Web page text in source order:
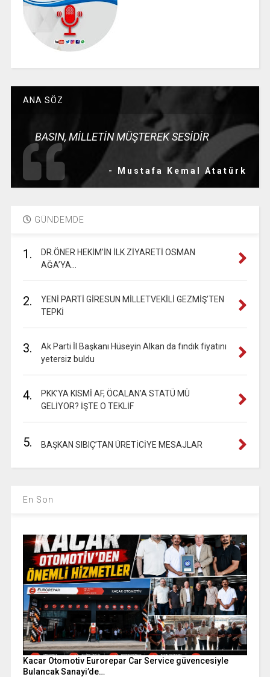
ANA SÖZ
BASIN, MİLLETİN MÜŞTEREK SESİDİR
- Mustafa Kemal Atatürk
GÜNDEMDE
1.
DR.ÖNER HEKİM’İN İLK ZİYARETİ OSMAN
AĞA’YA…
2.
YENİ PARTİ GİRESUN MİLLETVEKİLİ GEZMİŞ’TEN
TEPKİ
3.
Ak Parti İl Başkanı Hüseyin Alkan da fındık fiyatını
yetersiz buldu
4.
PKK’YA KISMİ AF, ÖCALAN’A STATÜ MÜ
GELİYOR? İŞTE O TEKLİF
5. BAŞKAN SIBIÇ’TAN ÜRETİCİYE MESAJLAR
En Son
Kacar Otomotiv Eurorepar Car Service güvencesiyle
Bulancak Sanayi’de…